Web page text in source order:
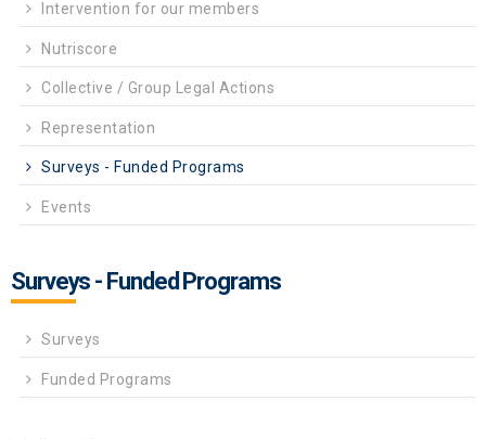
Intervention for our members
Nutriscore
Collective / Group Legal Actions
Representation
Surveys - Funded Programs
Events
Surveys - Funded Programs
Surveys
Funded Programs